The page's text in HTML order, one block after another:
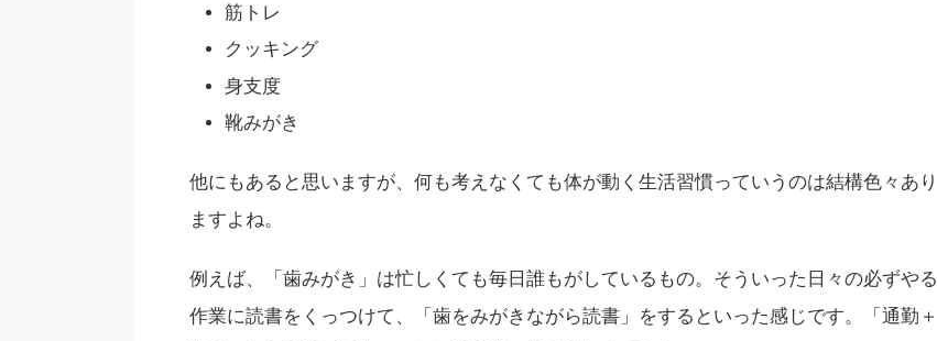
筋トレ
クッキング
身支度
靴みがき
他にもあると思いますが、何も考えなくても体が動く生活習慣っていうのは結構色々あり
ますよね。
例えば、「歯みがき」は忙しくても毎日誰もがしているもの。そういった日々の必ずやる
作業に読書をくっつけて、「歯をみがきながら読書」をするといった感じです。「通勤＋